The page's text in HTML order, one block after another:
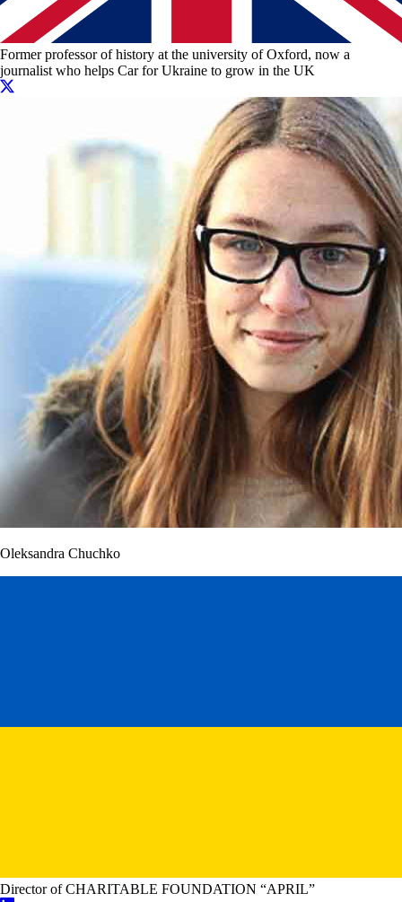
Former professor of history at the university of Oxford, now a
journalist who helps Car for Ukraine to grow in the UK
Oleksandra Chuchko
Director of CHARITABLE FOUNDATION “APRIL”